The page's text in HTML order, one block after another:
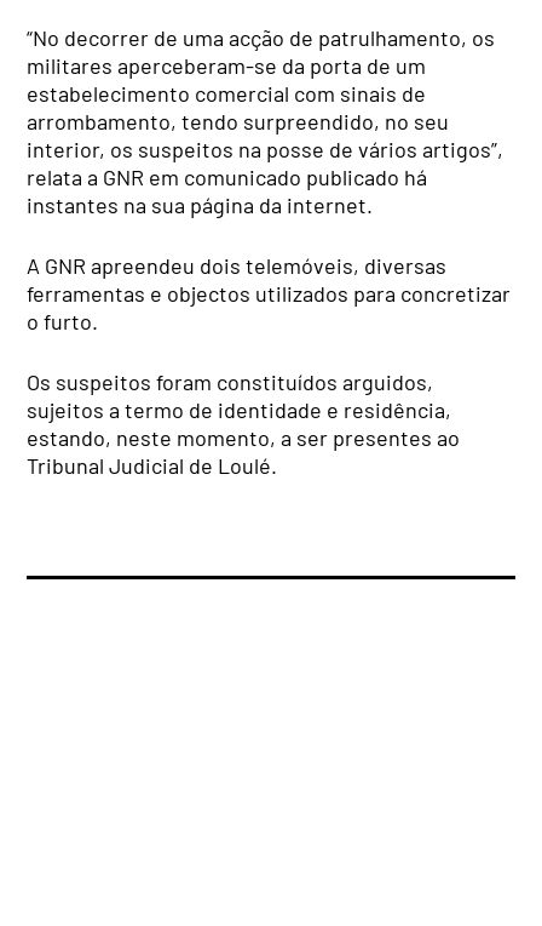
“No decorrer de uma acção de patrulhamento, os
militares aperceberam-se da porta de um
estabelecimento comercial com sinais de
arrombamento, tendo surpreendido, no seu
interior, os suspeitos na posse de vários artigos”,
relata a GNR em comunicado publicado há
instantes na sua página da internet.
A GNR apreendeu dois telemóveis, diversas
ferramentas e objectos utilizados para concretizar
o furto.
Os suspeitos foram constituídos arguidos,
sujeitos a termo de identidade e residência,
estando, neste momento, a ser presentes ao
Tribunal Judicial de Loulé.